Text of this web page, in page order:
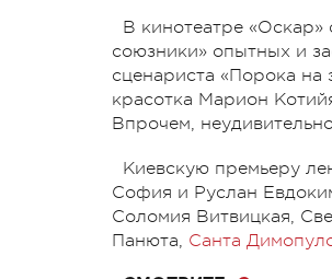
В кинотеатре
союзники» опытных и
сценариста «Порока
красотка Марион
Впрочем,
Киевскую премьеру
София и Руслан
Соломия Витвицкая,
Панюта, Санта